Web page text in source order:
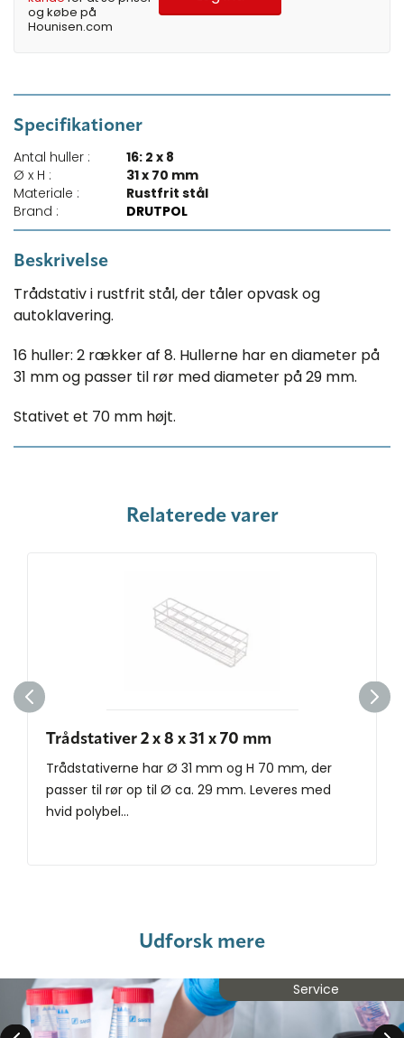
og købe på
Hounisen.com
Specifikationer
Antal huller :
16: 2 x 8
Ø x H :
31 x 70 mm
Materiale :
Rustfrit stål
Brand :
DRUTPOL
Beskrivelse
Trådstativ i rustfrit stål, der tåler opvask og
autoklavering.
16 huller: 2 rækker af 8. Hullerne har en diameter på
31 mm og passer til rør med diameter på 29 mm.
Stativet et 70 mm højt.
Relaterede varer
Trådstativer 2 x 8 x 31 x 70 mm
Trådstativerne har Ø 31 mm og H 70 mm, der
passer til rør op til Ø ca. 29 mm. Leveres med
hvid polybel...
Udforsk mere
Service